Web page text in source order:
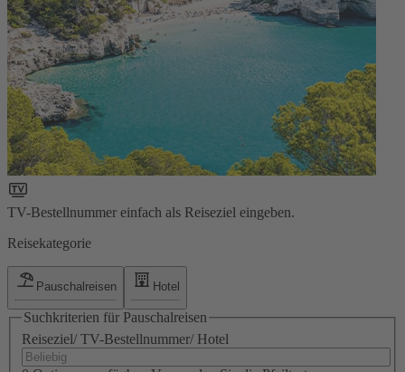
TV-Bestellnummer einfach als Reiseziel eingeben.
Reisekategorie
Pauschalreisen Hotel
Suchkriterien für Pauschalreisen
Reiseziel/ TV-Bestellnummer/ Hotel